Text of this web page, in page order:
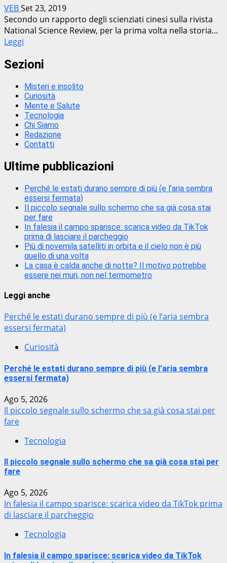
VEBSet 23, 2019
Secondo un rapporto degli scienziati cinesi sulla rivista
National Science Review, per la prima volta nella storia...
Leggi
Sezioni
Misteri e insolito
Curiosità
Mente e Salute
Tecnologia
Chi Siamo
Redazione
Contatti
Ultime pubblicazioni
Perché le estati durano sempre di più (e l’aria sembra
essersi fermata)
Il piccolo segnale sullo schermo che sa già cosa stai
per fare
In falesia il campo sparisce: scarica video da TikTok
prima di lasciare il parcheggio
Più di novemila satelliti in orbita e il cielo non è più
quello di una volta
La casa è calda anche di notte? Il motivo potrebbe
essere nei muri, non nel termometro
Leggi anche
Perché le estati durano sempre di più (e l’aria sembra
essersi fermata)
Curiosità
Perché le estati durano sempre di più (e l’aria sembra
essersi fermata)
Ago 5, 2026
Il piccolo segnale sullo schermo che sa già cosa stai per
fare
Tecnologia
Il piccolo segnale sullo schermo che sa già cosa stai per
fare
Ago 5, 2026
In falesia il campo sparisce: scarica video da TikTok prima
di lasciare il parcheggio
Tecnologia
In falesia il campo sparisce: scarica video da TikTok